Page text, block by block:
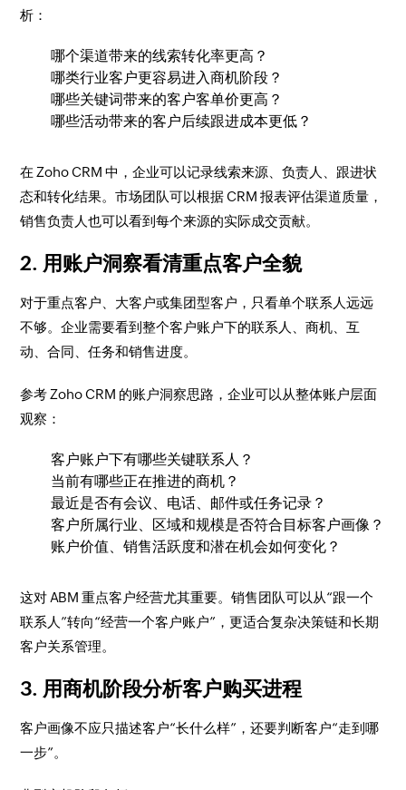
析：
哪个渠道带来的线索转化率更高？
哪类行业客户更容易进入商机阶段？
哪些关键词带来的客户客单价更高？
哪些活动带来的客户后续跟进成本更低？
在 Zoho CRM 中，企业可以记录线索来源、负责人、跟进状
态和转化结果。市场团队可以根据 CRM 报表评估渠道质量，
销售负责人也可以看到每个来源的实际成交贡献。
2. 用账户洞察看清重点客户全貌
对于重点客户、大客户或集团型客户，只看单个联系人远远
不够。企业需要看到整个客户账户下的联系人、商机、互
动、合同、任务和销售进度。
参考 Zoho CRM 的账户洞察思路，企业可以从整体账户层面
观察：
客户账户下有哪些关键联系人？
当前有哪些正在推进的商机？
最近是否有会议、电话、邮件或任务记录？
客户所属行业、区域和规模是否符合目标客户画像？
账户价值、销售活跃度和潜在机会如何变化？
这对 ABM 重点客户经营尤其重要。销售团队可以从“跟一个
联系人”转向“经营一个客户账户”，更适合复杂决策链和长期
客户关系管理。
3. 用商机阶段分析客户购买进程
客户画像不应只描述客户“长什么样”，还要判断客户“走到哪
一步”。